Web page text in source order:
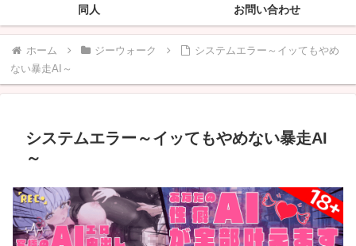
同人 お問い合わせ
ホーム ジーウォーク
システムエラー～イッてもやめ
ない暴走AI～
システムエラー～イッてもやめない暴走AI
～